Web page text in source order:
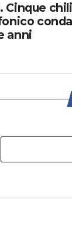
Cinque
anni